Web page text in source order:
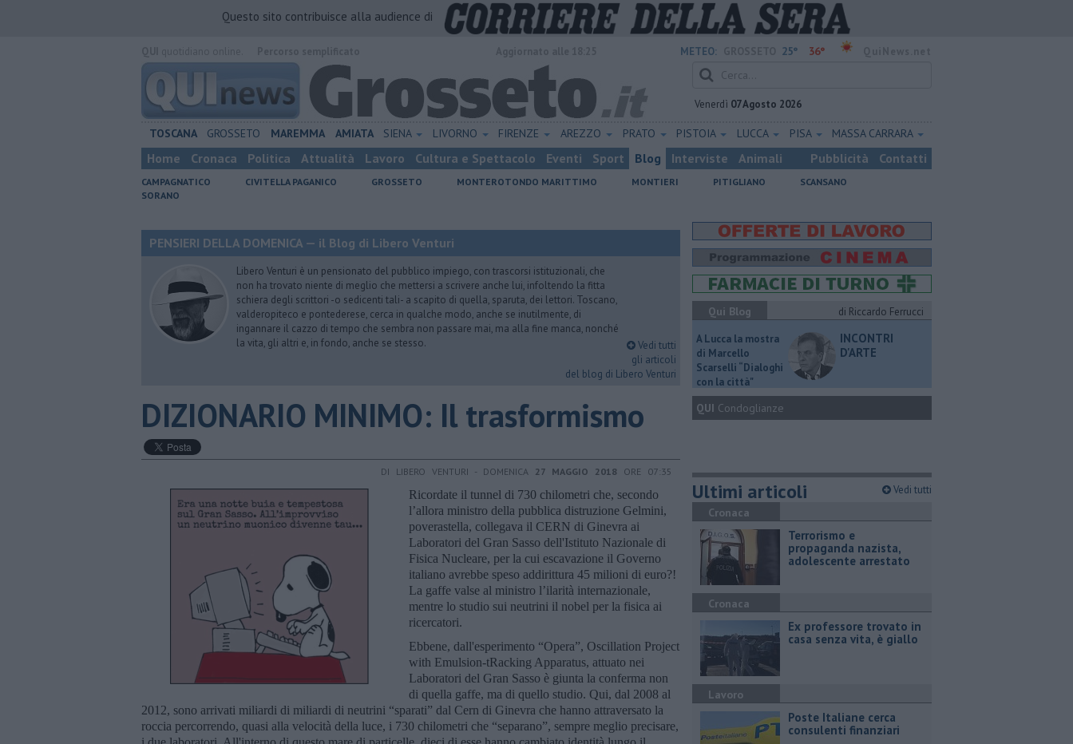
Questo sito contribuisce alla audience di
METEO: 25° 36°
Venerdì 07 Agosto 2026
TOSCANA GROSSETO MAREMMA AMIATA SIENA LIVORNO FIRENZE AREZZO PRATO PISTOIA LUCCA PISA MASSA CARRARA
Home Cronaca Politica Attualità Lavoro Cultura e Spettacolo Eventi Sport Blog Interviste Animali Pubblicità Contatti
CAMPAGNATICO CIVITELLA PAGANICO GROSSETO MONTEROTONDO MARITTIMO MONTIERI PITIGLIANO
SCANSANO
SORANO
PENSIERI DELLA DOMENICA — il Blog di Libero Venturi
Libero Venturi è un pensionato del pubblico impiego, con trascorsi istituzionali, che
non ha trovato niente di meglio che mettersi a scrivere anche lui, infoltendo la fitta
schiera degli scrittori -o sedicenti tali- a scapito di quella, sparuta, dei lettori. Toscano,
valderopiteco e pontederese, cerca in qualche modo, anche se inutilmente, di
ingannare il cazzo di tempo che sembra non passare mai, ma alla fine manca, nonché
la vita, gli altri e, in fondo, anche se stesso.
Vedi tutti
gli articoli
del blog di Libero Venturi
DIZIONARIO MINIMO: Il trasformismo
DI LIBERO VENTURI - DOMENICA 27 MAGGIO 2018 ORE 07:35
Ricordate il tunnel di 730 chilometri che, secondo
l’allora ministro della pubblica distruzione Gelmini,
poverastella, collegava il CERN di Ginevra ai
Laboratori del Gran Sasso dell'Istituto Nazionale di
Fisica Nucleare, per la cui escavazione il Governo
italiano avrebbe speso addirittura 45 milioni di euro?!
La gaffe valse al ministro l’ilarità internazionale,
mentre lo studio sui neutrini il nobel per la fisica ai
ricercatori.
Ebbene, dall'esperimento “Opera”, Oscillation Project
with Emulsion-tRacking Apparatus, attuato nei
Laboratori del Gran Sasso è giunta la conferma non
di quella gaffe, ma di quello studio. Qui, dal 2008 al
2012, sono arrivati miliardi di miliardi di neutrini “sparati” dal Cern di Ginevra che hanno attraversato la
roccia percorrendo, quasi alla velocità della luce, i 730 chilometri che “separano”, sempre meglio precisare,
Qui Blog
di Riccardo Ferrucci
A Lucca la mostra
di Marcello
Scarselli “Dialoghi
con la città"
INCONTRI
D'ARTE
QUI Condoglianze
Ultimi articoli Vedi tutti
Cronaca
Terrorismo e
propaganda nazista,
adolescente arrestato
Cronaca
Ex professore trovato in
casa senza vita, è giallo
Lavoro
Poste Italiane cerca
consulenti finanziari